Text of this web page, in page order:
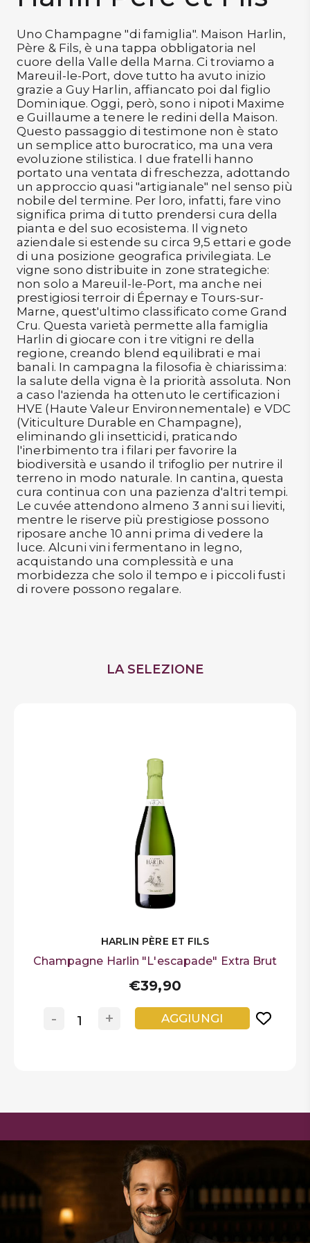
TUTTO A
-30%
Accedi
Gift
Card
Preferiti
Blog
Uno Champagne "di famiglia". Maison Harlin,
Père & Fils, è una tappa obbligatoria nel
cuore della Valle della Marna. Ci troviamo a
Mareuil-le-Port, dove tutto ha avuto inizio
grazie a Guy Harlin, affiancato poi dal figlio
Dominique. Oggi, però, sono i nipoti Maxime
e Guillaume a tenere le redini della Maison.
Questo passaggio di testimone non è stato
un semplice atto burocratico, ma una vera
evoluzione stilistica. I due fratelli hanno
portato una ventata di freschezza, adottando
un approccio quasi "artigianale" nel senso più
nobile del termine. Per loro, infatti, fare vino
significa prima di tutto prendersi cura della
pianta e del suo ecosistema. Il vigneto
aziendale si estende su circa 9,5 ettari e gode
di una posizione geografica privilegiata. Le
vigne sono distribuite in zone strategiche:
non solo a Mareuil-le-Port, ma anche nei
prestigiosi terroir di Épernay e Tours-sur-
Marne, quest'ultimo classificato come Grand
Cru. Questa varietà permette alla famiglia
Harlin di giocare con i tre vitigni re della
regione, creando blend equilibrati e mai
banali. In campagna la filosofia è chiarissima:
la salute della vigna è la priorità assoluta. Non
a caso l'azienda ha ottenuto le certificazioni
HVE (Haute Valeur Environnementale) e VDC
(Viticulture Durable en Champagne),
eliminando gli insetticidi, praticando
l'inerbimento tra i filari per favorire la
biodiversità e usando il trifoglio per nutrire il
terreno in modo naturale. In cantina, questa
cura continua con una pazienza d'altri tempi.
Le cuvée attendono almeno 3 anni sui lieviti,
mentre le riserve più prestigiose possono
riposare anche 10 anni prima di vedere la
luce. Alcuni vini fermentano in legno,
acquistando una complessità e una
morbidezza che solo il tempo e i piccoli fusti
di rovere possono regalare.
LA SELEZIONE
HARLIN PÈRE ET FILS
Champagne Harlin "L'escapade" Extra Brut
€39,90
+
- AGGIUNGI